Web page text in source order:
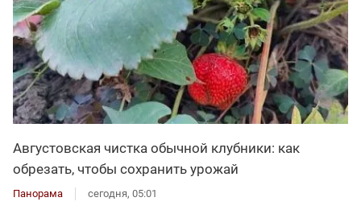
Августовская чистка обычной клубники: как
обрезать, чтобы сохранить урожай
Панорама сегодня, 05:01